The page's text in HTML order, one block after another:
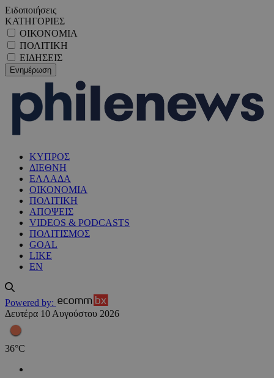
Ειδοποιήσεις
ΚΑΤΗΓΟΡΙΕΣ
ΟΙΚΟΝΟΜΙΑ
ΠΟΛΙΤΙΚΗ
ΕΙΔΗΣΕΙΣ
ΚΥΠΡΟΣ
ΔΙΕΘΝΗ
ΕΛΛΑΔΑ
ΟΙΚΟΝΟΜΙΑ
ΠΟΛΙΤΙΚΗ
ΑΠΟΨΕΙΣ
VIDEOS & PODCASTS
ΠΟΛΙΤΙΣΜΟΣ
GOAL
LIKE
EN
Powered by:
Δευτέρα 10 Αυγούστου 2026
36°C